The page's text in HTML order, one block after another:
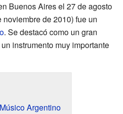
Buenos Aires el 27 de agosto
de 2010) fue un
. Se destacó como un gran
instrumento muy importante
Argentino